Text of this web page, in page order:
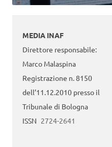
MEDIA INAF
Direttore responsabile:
Marco Malaspina
Registrazione n. 8150
dell’11.12.2010 presso il
Tribunale di Bologna
ISSN 2724-2641